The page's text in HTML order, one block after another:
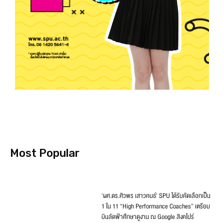
Most Popular
‘ผศ.ดร.ศิวพร เสาวคนธ์’ SPU ได้รับคัดเลือกเป็น
1 ใน 11 “High Performance Coaches” เตรียม
บินลัดฟ้าศึกษาดูงาน ณ Google สิงคโปร์